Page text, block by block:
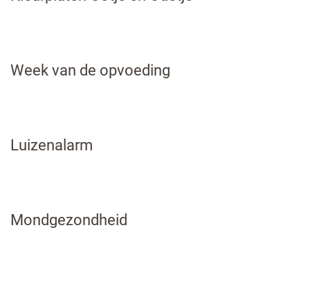
Week van de opvoeding
Luizenalarm
Mondgezondheid